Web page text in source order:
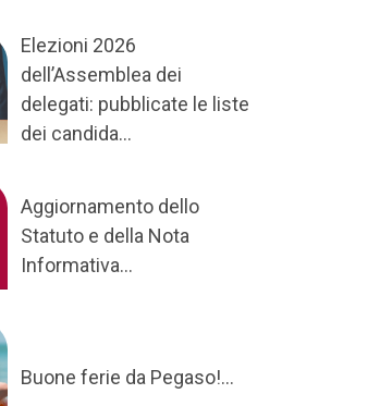
Elezioni 2026
dell’Assemblea dei
delegati: pubblicate le liste
dei candida...
Aggiornamento dello
Statuto e della Nota
Informativa...
Buone ferie da Pegaso!...